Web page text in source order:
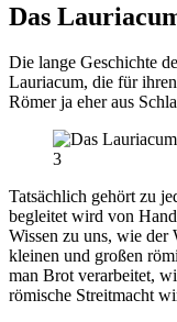
Das
Die lange Geschichte
Lauriacum, die für
Römer ja eher aus
Tatsächlich gehört zu
begleitet wird von
Wissen zu uns, wie der
kleinen und großen
man Brot verarbeitet,
römische Streitmacht